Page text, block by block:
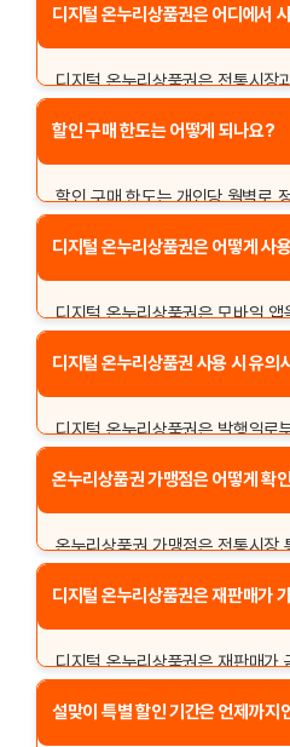
따라 다를 수 있으며, 신분증과 본
디지털 온누리상품권은 어디에서
디지털 온누리상품권은 전통시장
홈페이지나 관련 앱을 통해 확인할
할인 구매 한도는 어떻게 되나요?
할인 구매 한도는 개인당 월별로
최대 100만원까지 구매할 수 있습
디지털 온누리상품권은 어떻게 사
디지털 온누리상품권은 모바일
표시된 QR코드를 가맹점의 스캐
완료됩니다.
디지털 온누리상품권 사용 시 유의
디지털 온누리상품권은 발행일로
외에서는 사용할 수 없으므로 사용
중요합니다.
온누리상품권 가맹점은 어떻게 확
온누리상품권 가맹점은 전통시장
제공되며, 이를 통해 사용 가능한
있습니다.
디지털 온누리상품권은 재판매가
디지털 온누리상품권은 재판매가
받을 수 있습니다.
설맞이 특별 할인 기간은 언제까지